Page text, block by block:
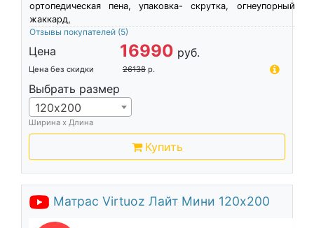
ортопедическая пена, упаковка- скрутка, огнеупорный
жаккард,
Отзывы покупателей (5)
Цена 16990 руб.
Цена без скидки 26138 р.
Выбрать размер
120х200
Ширина х Длина
Купить
Матрас Virtuoz Лайт Мини 120х200